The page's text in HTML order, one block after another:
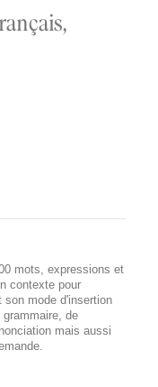
mots, expressions et
contexte pour
mode d'insertion
de
mais aussi